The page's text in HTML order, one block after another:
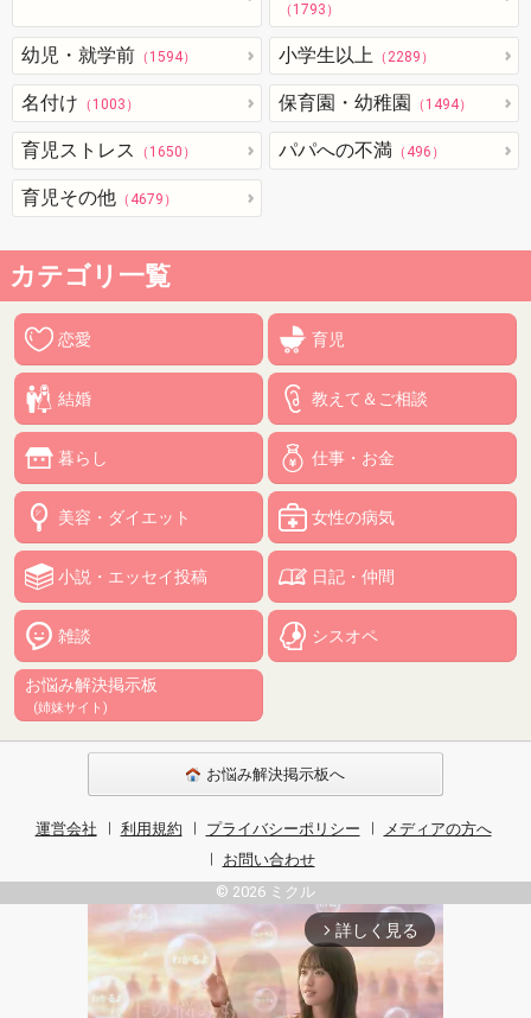
（1793）
幼児・就学前 （1594） 小学生以上 （2289）
名付け （1003） 保育園・幼稚園 （1494）
育児ストレス （1650） パパへの不満 （496）
育児その他 （4679）
カテゴリ一覧
恋愛 育児
結婚 教えて＆ご相談
暮らし 仕事・お金
美容・ダイエット 女性の病気
小説・エッセイ投稿 日記・仲間
雑談 シスオペ
お悩み解決掲示板
(姉妹サイト)
お悩み解決掲示板へ
運営会社 利用規約 プライバシーポリシー
メディアの方へ
お問い合わせ
© 2026 ミクル
arrow_forward_ios 詳しく見る